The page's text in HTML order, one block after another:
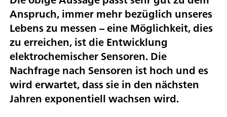
Anspruch, immer mehr bezüglich unseres
Lebens zu messen – eine Möglichkeit, dies
zu erreichen, ist die Entwicklung
elektrochemischer Sensoren. Die
Nachfrage nach Sensoren ist hoch und es
wird erwartet, dass sie in den nächsten
Jahren exponentiell wachsen wird.